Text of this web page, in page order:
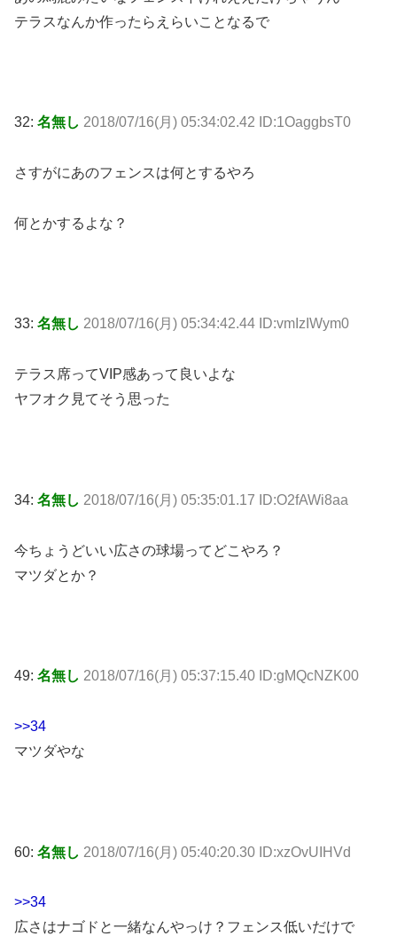
テラスなんか作ったらえらいことなるで
32: 名無し 2018/07/16(月) 05:34:02.42 ID:1OaggbsT0
さすがにあのフェンスは何とするやろ
何とかするよな？
33: 名無し 2018/07/16(月) 05:34:42.44 ID:vmIzIWym0
テラス席ってVIP感あって良いよな
ヤフオク見てそう思った
34: 名無し 2018/07/16(月) 05:35:01.17 ID:O2fAWi8aa
今ちょうどいい広さの球場ってどこやろ？
マツダとか？
49: 名無し 2018/07/16(月) 05:37:15.40 ID:gMQcNZK00
>>34
マツダやな
60: 名無し 2018/07/16(月) 05:40:20.30 ID:xzOvUIHVd
>>34
広さはナゴドと一緒なんやっけ？フェンス低いだけで